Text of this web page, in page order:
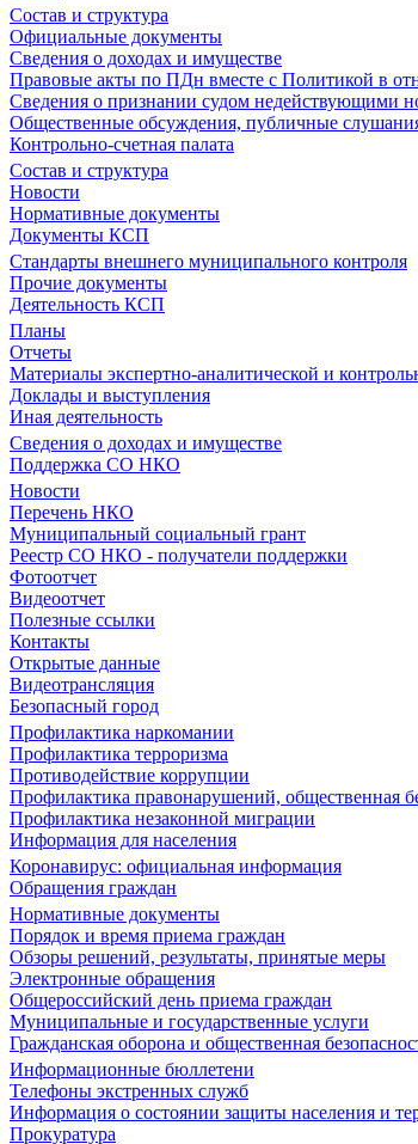
Состав и структура
Официальные документы
Сведения о доходах и имуществе
Правовые акты по ПДн вместе с Политикой в
Сведения о признании судом недействующими
Общественные обсуждения, публичные
Контрольно-счетная палата
Состав и структура
Новости
Нормативные документы
Документы КСП
Стандарты внешнего муниципального контроля
Прочие документы
Деятельность КСП
Планы
Отчеты
Материалы экспертно-аналитической и
Доклады и выступления
Иная деятельность
Сведения о доходах и имуществе
Поддержка СО НКО
Новости
Перечень НКО
Муниципальный социальный грант
Реестр СО НКО - получатели поддержки
Фотоотчет
Видеоотчет
Полезные ссылки
Контакты
Открытые данные
Видеотрансляция
Безопасный город
Профилактика наркомании
Профилактика терроризма
Противодействие коррупции
Профилактика правонарушений, общественная
Профилактика незаконной миграции
Информация для населения
Коронавирус: официальная информация
Обращения граждан
Нормативные документы
Порядок и время приема граждан
Обзоры решений, результаты, принятые меры
Электронные обращения
Общероссийский день приема граждан
Муниципальные и государственные услуги
Гражданская оборона и общественная
Информационные бюллетени
Телефоны экстренных служб
Информация о состоянии защиты населения и
Прокуратура